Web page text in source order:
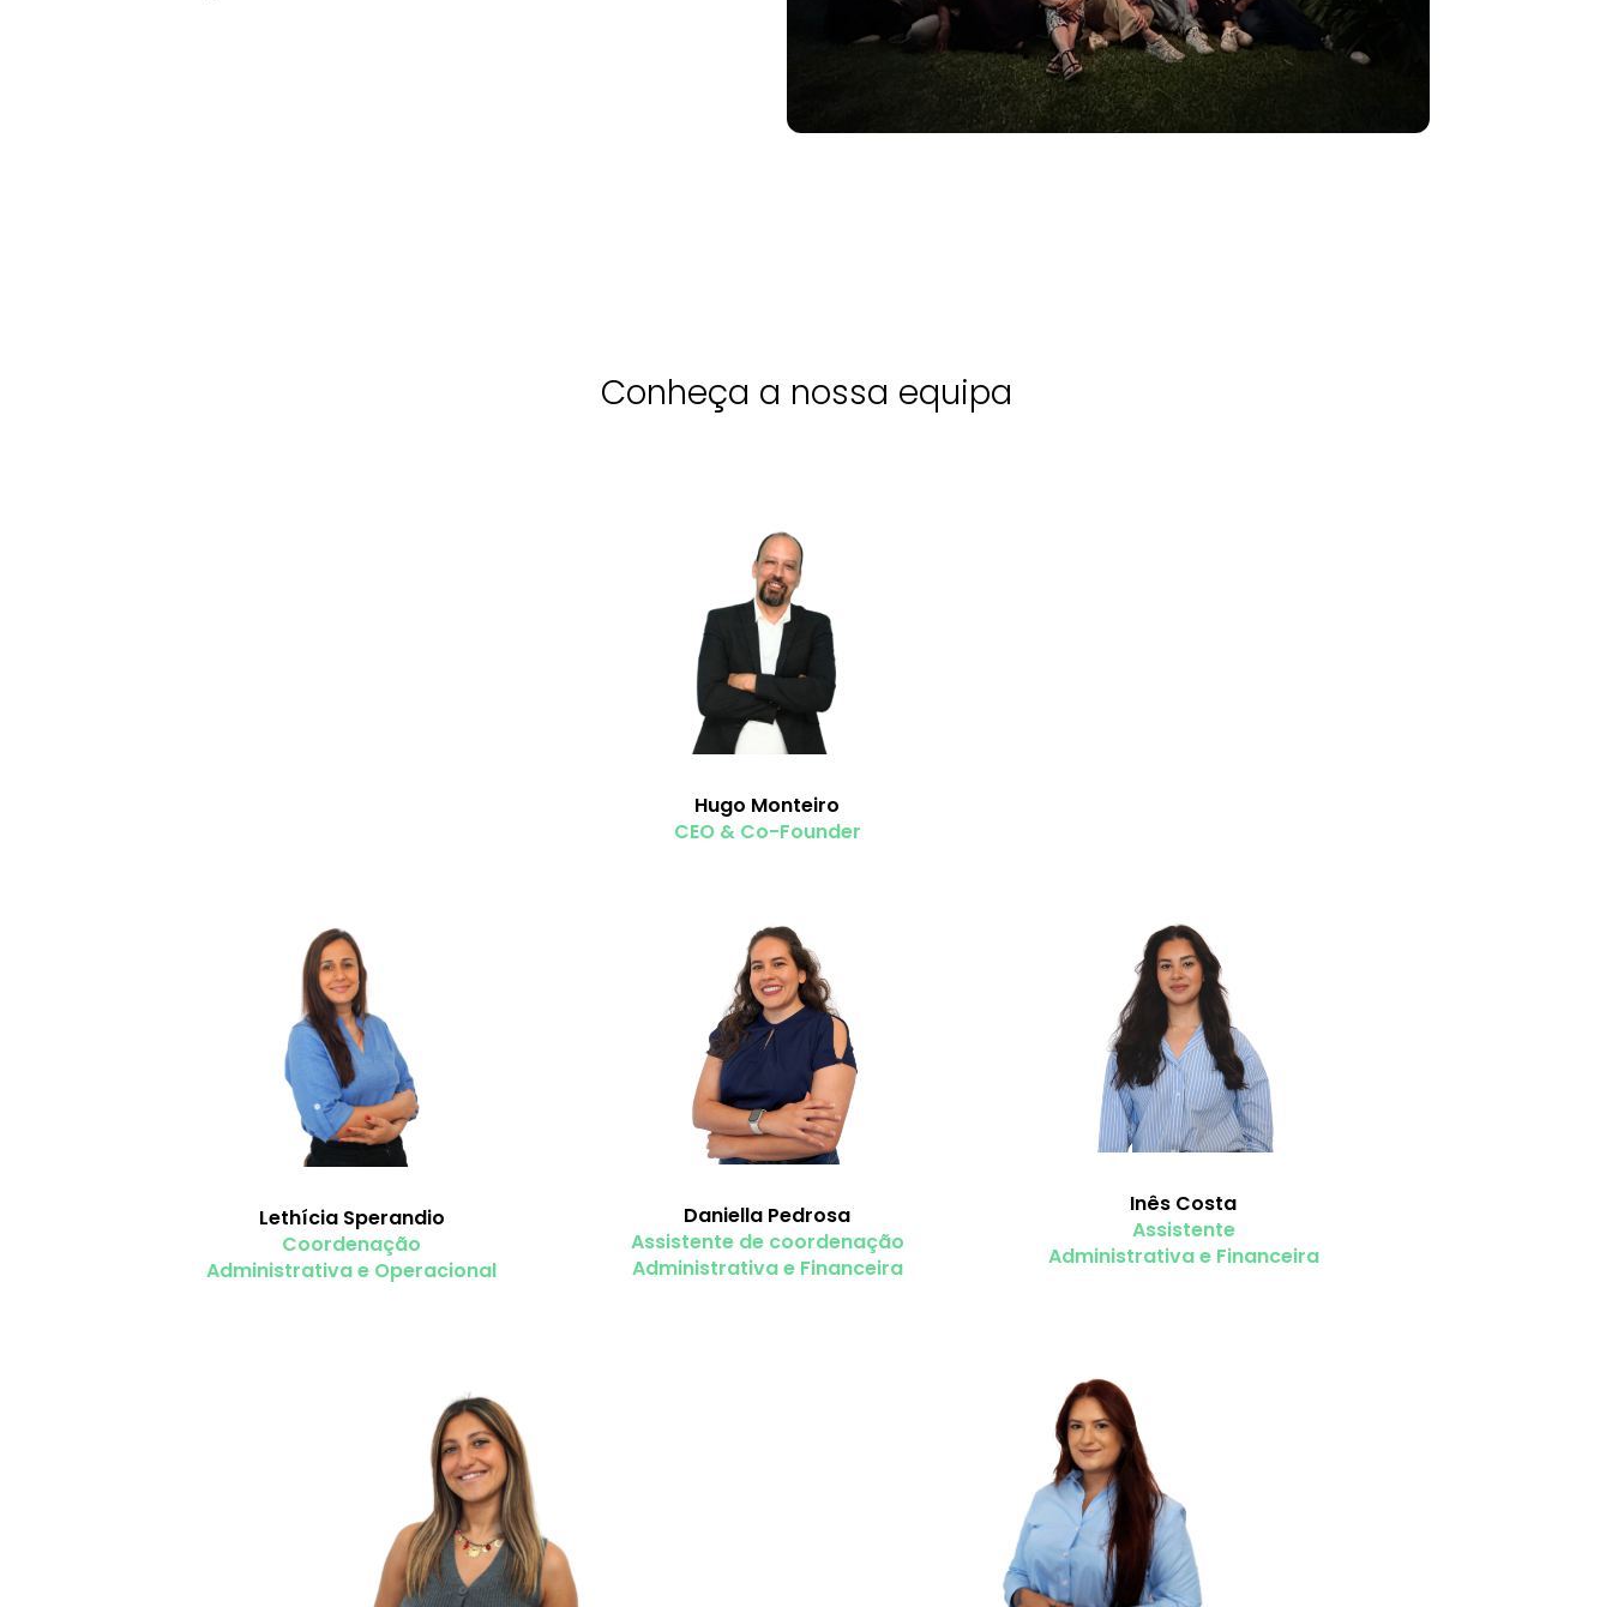
Conheça a nossa equipa
Hugo Monteiro
CEO & Co-Founder
Lethícia Sperandio
Coordenação
Administrativa e Operacional
Daniella Pedrosa
Assistente de coordenação
Administrativa e Financeira
Inês Costa
Assistente
Administrativa e Financeira